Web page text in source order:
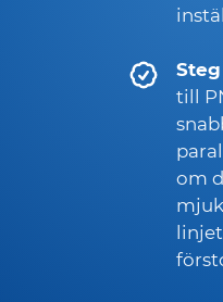
Steg
till
om